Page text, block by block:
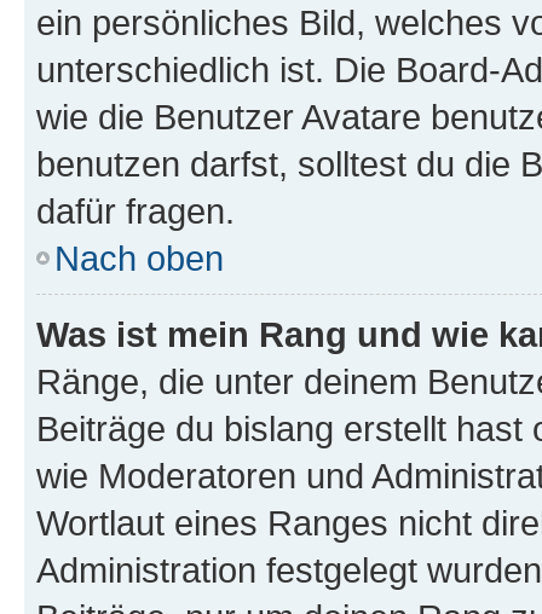
ein persönliches Bild, welches
unterschiedlich ist. Die Board-
wie die Benutzer Avatare
benutzen darfst, solltest du die
dafür fragen.
Nach oben
Was ist mein Rang und wie
Ränge, die unter deinem
Beiträge du bislang erstellt
wie Moderatoren und
Wortlaut eines Ranges nicht
Administration festgelegt